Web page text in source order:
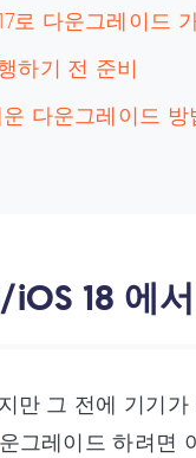
로 다운그레이드
하기 전 준비
운 다운그레이드 방
18 에
만 그 전에 기기
그레이드 하려면